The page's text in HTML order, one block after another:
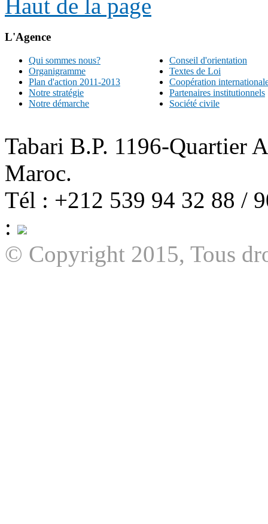
Haut de la page
L'Agence
Qui sommes nous?
Organigramme
Plan d'action 2011-2013
Notre stratégie
Notre démarche
Conseil d'orientation
Textes de Loi
Coopération
Partenaires institutionnels
Société civile
Tabari B.P. 1196-Quartier
Maroc.
Tél : +212 539 94 32 88 /
:
© Copyright 2015, Tous